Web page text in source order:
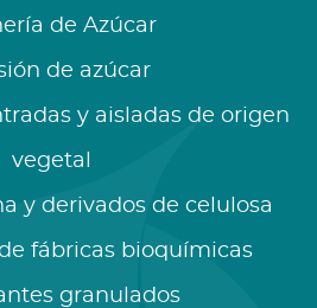
de Azúcar
de azúcar
y aisladas de origen
vegetal
y derivados de celulosa
fábricas bioquímicas
granulados